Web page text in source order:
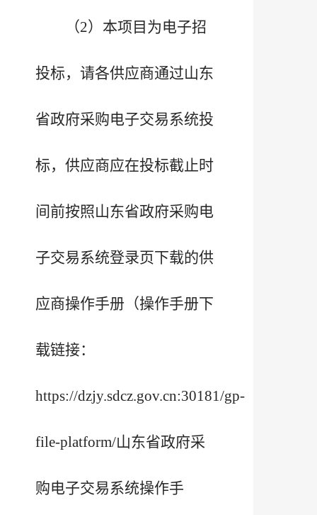
（2）本项目为电子招
投标，请各供应商通过山东
省政府采购电子交易系统投
标，供应商应在投标截止时
间前按照山东省政府采购电
子交易系统登录页下载的供
应商操作手册（操作手册下
载链接：
https://dzjy.sdcz.gov.cn:30181/gp-
file-platform/山东省政府采
购电子交易系统操作手